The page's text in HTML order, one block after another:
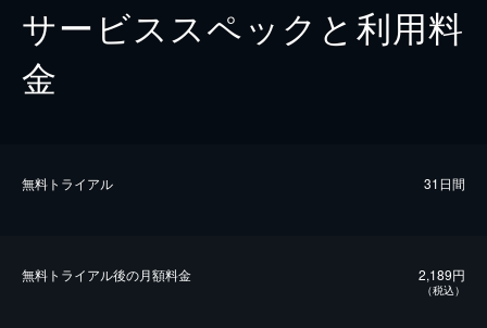
サービススペックと利用料
金
無料トライアル 31日間
無料トライアル後の⽉額料金 2,189円
（税込）